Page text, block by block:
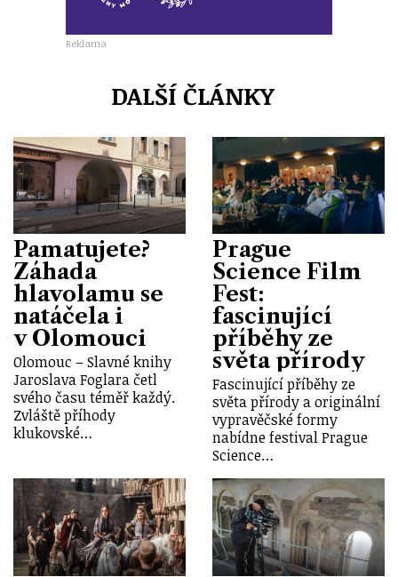
Reklama
DALŠÍ ČLÁNKY
Pamatujete?
Záhada
hlavolamu se
natáčela i
v Olomouci
Olomouc – Slavné knihy
Jaroslava Foglara četl
svého času téměř každý.
Zvláště příhody
klukovské…
Prague
Science Film
Fest:
fascinující
příběhy ze
světa přírody
Fascinující příběhy ze
světa přírody a originální
vypravěčské formy
nabídne festival Prague
Science…